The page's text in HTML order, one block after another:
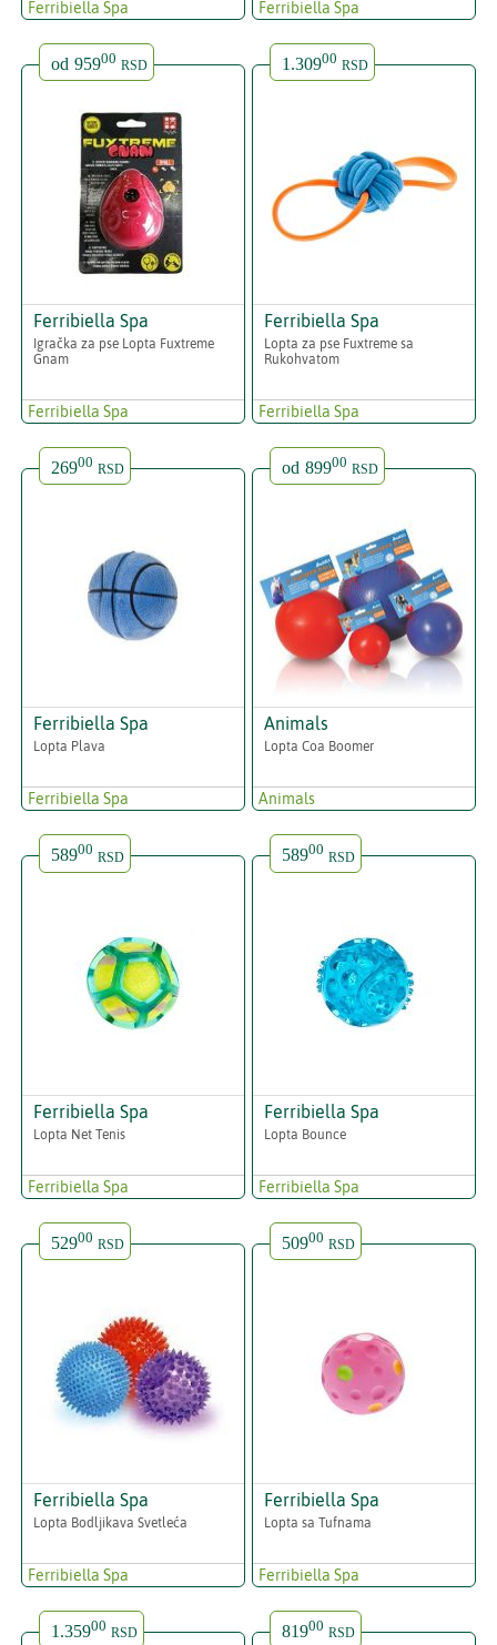
Ferribiella Spa Ferribiella Spa
od 95900 RSD
Ferribiella Spa
Igračka za pse Lopta Fuxtreme
Gnam
Ferribiella Spa
1.30900 RSD
Ferribiella Spa
Lopta za pse Fuxtreme sa
Rukohvatom
Ferribiella Spa
26900 RSD
Ferribiella Spa
Lopta Plava
Ferribiella Spa
od 89900 RSD
Animals
Lopta Coa Boomer
Animals
58900 RSD
Ferribiella Spa
Lopta Net Tenis
Ferribiella Spa
58900 RSD
Ferribiella Spa
Lopta Bounce
Ferribiella Spa
52900 RSD
Ferribiella Spa
Lopta Bodljikava Svetleća
Ferribiella Spa
50900 RSD
Ferribiella Spa
Lopta sa Tufnama
Ferribiella Spa
1.35900 RSD 81900 RSD